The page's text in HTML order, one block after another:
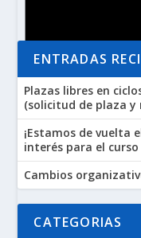
Aviso
No hay eventos
ENTRADAS
Plazas libres en
(solicitud de plaza
¡Estamos de vuelta
interés para el curso
Cambios
CATEGORIAS